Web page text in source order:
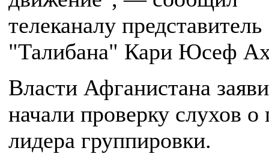
телеканалу представитель
"Талибана" Кари Юсеф
Власти Афганистана
начали проверку слухов о
лидера группировки.